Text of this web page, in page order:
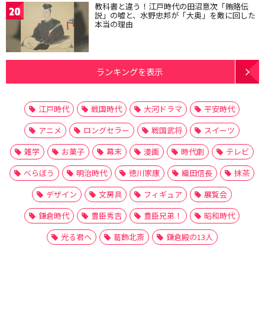
20 教科書と違う！江戸時代の田沼意次「賄賂伝
説」の嘘と、水野忠邦が「大奥」を敵に回した
本当の理由
ランキングを表示
江戸時代 戦国時代 大河ドラマ
平安時代
アニメ
ロングセラー 戦国武将
スイーツ
雑学
お菓子 幕末 漫画 時代劇
テレビ
べらぼう
明治時代 徳川家康 織田信長
抹茶
デザイン
文房具 フィギュア
展覧会
鎌倉時代
豊臣秀吉 豊臣兄弟！
昭和時代
光る君へ
葛飾北斎 鎌倉殿の13人